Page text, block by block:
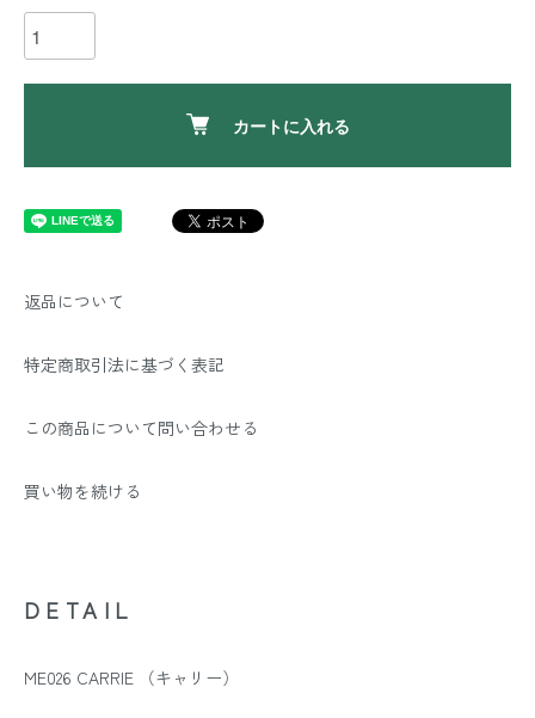
カートに入れる
返品について
特定商取引法に基づく表記
この商品について問い合わせる
買い物を続ける
DETAIL
ME026 CARRIE （キャリー）